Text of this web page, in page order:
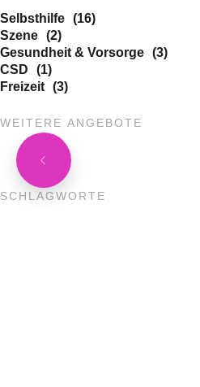
Selbsthilfe (16)
Szene (2)
Gesundheit & Vorsorge (3)
CSD
(1)
Freizeit (3)
WEIT ER E ANG EBOT E
SCH L AGWO RT E